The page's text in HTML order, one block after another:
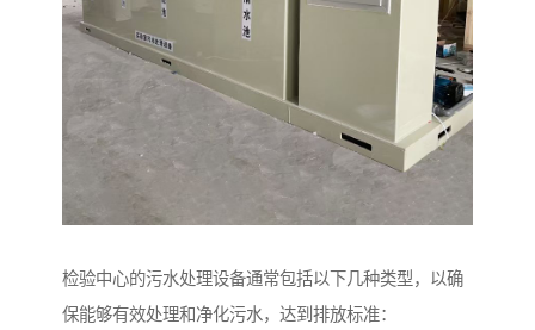
检验中心的污水处理设备通常包括以下几种类型，以确
保能够有效处理和净化污水，达到排放标准：